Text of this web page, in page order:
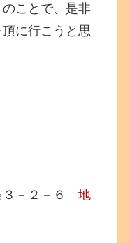
ことで、是非
に行こうと思
３－２－６地